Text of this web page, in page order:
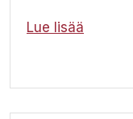
Lue lisää